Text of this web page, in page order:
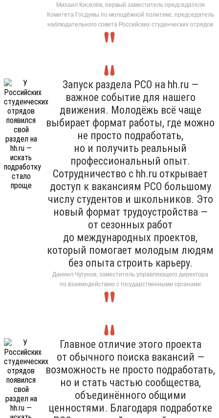
Михаил Киселёв, первый заместитель председателя
Комитета Госдумы по молодёжной политике, председатель
наблюдательного совета Российских студенческих отрядов
Запуск раздела РСО на hh.ru —
важное событие для нашего
движения. Молодёжь всё чаще
выбирает формат работы, где можно
не просто подработать,
но и получить реальный
профессиональный опыт.
Сотрудничество с hh.ru открывает
доступ к вакансиям РСО большому
числу студентов и школьников. Это
новый формат трудоустройства —
от сезонных работ
до международных проектов,
который помогает молодым людям
без опыта строить карьеру.
Даниил Чугунов, заместитель управляющего директора
по взаимодействию с государственными органами
Главное отличие этого проекта
от обычного поиска вакансий —
возможность не просто подработать,
но и стать частью сообщества,
объединённого общими
ценностями. Благодаря подработке